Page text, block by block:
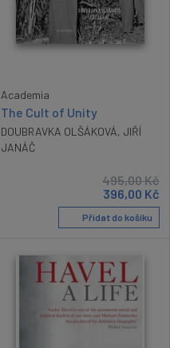
Academia
The Cult of Unity
DOUBRAVKA OLŠÁKOVÁ, JIŘÍ
JANÁČ
495,00Kč
396,00 Kč
Přidat do košíku